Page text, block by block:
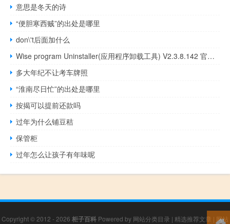
意思是冬天的诗
“便胆寒西贼”的出处是哪里
don\'t后面加什么
Wise program Uninstaller(应用程序卸载工具) V2.3.8.142 官方最新版（Wise program Uninstaller(应用程序卸载工具) V2.3.8.142 官方最新版功能简介）
多大年纪不让考车牌照
“淮南尽日忙”的出处是哪里
按揭可以提前还款吗
过年为什么铺豆秸
保管柜
过年怎么让孩子有年味呢
Copyright © 2012 - 2026 柜子百科 Powered by 网站分类目录 | 精选推荐文章 | 网站